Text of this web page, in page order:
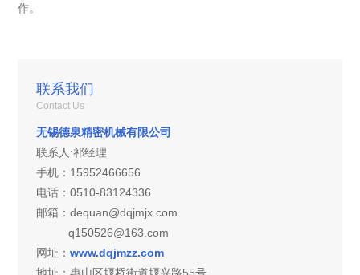
作。
联系我们
Contact Us
无锡德泉精密机械有限公司
联系人:祁经理
手机：15952466656
电话：0510-83124336
邮箱：dequan@dqjmjx.com
q150526@163.com
网址： www.dqjmzz.com